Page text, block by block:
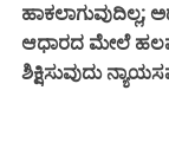
ಆಧಾರದ ಮೇಲೆ
ಶಿಕ್ಷಿಸುವುದು